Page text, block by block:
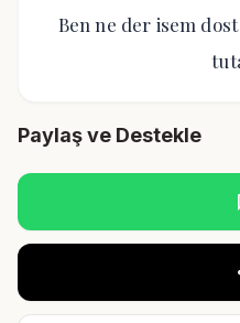
Ben ne der isem
Paylaş ve Destekle